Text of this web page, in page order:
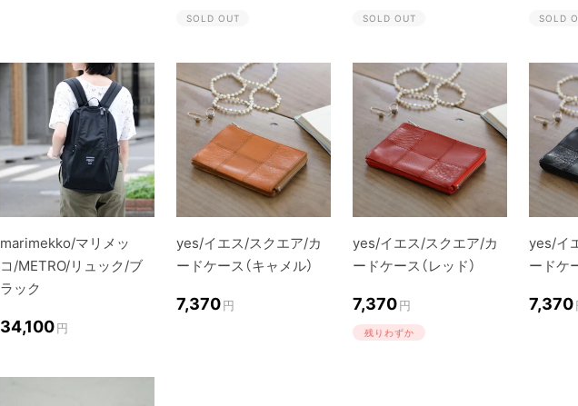
SOLD OUT SOLD OUT SOLD
marimekko/マリメッ
コ/METRO/リュック/ブ
ラック
34,100円
yes/イエス/スクエア/カ
ードケース（キャメル）
7,370円
yes/イエス/スクエア/カ
ードケース（レッド）
7,370円
残りわずか
yes/イ
ードケ
7,370